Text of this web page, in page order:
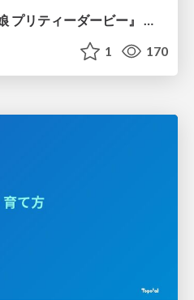
1 170